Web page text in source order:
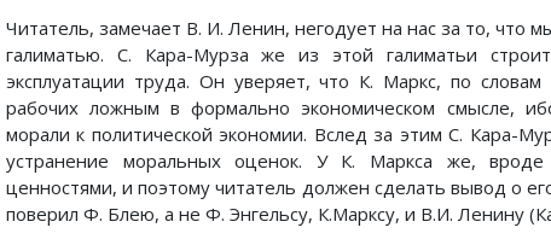
Читатель, замечает В. И. Ленин, негодует на нас за то, что
галиматью. С. Кара-Мурза же из этой галиматьи
эксплуатации труда. Он уверяет, что К. Маркс, по
рабочих ложным в формально экономическом смысле,
морали к политической экономии. Вслед за этим С. Кара-
устранение моральных оценок. У К. Маркса же,
ценностями, и поэтому читатель должен сделать вывод о
поверил Ф. Блею, а не Ф. Энгельсу, К.Марксу, и В.И. Ленину